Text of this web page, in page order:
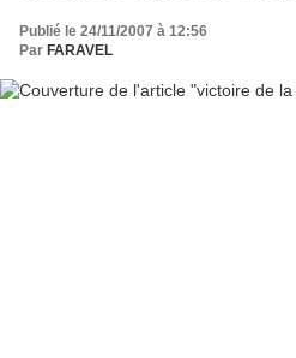
Publié le 24/11/2007 à 12:56
Par FARAVEL